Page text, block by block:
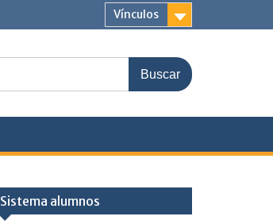
Vínculos
Sistema alumnos